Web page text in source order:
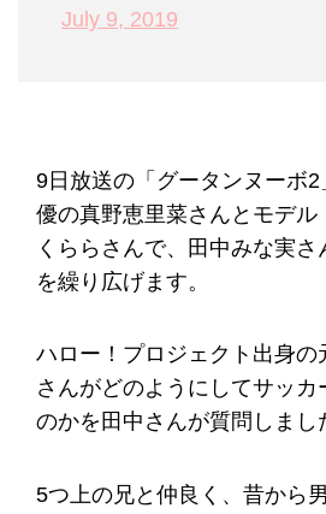
July 9, 2019
9日放送の「グータンヌーボ
優の真野恵里菜さんとモデル
くららさんで、田中みな実さ
を繰り広げます。
ハロー！プロジェクト出身の
さんがどのようにしてサッカ
のかを田中さんが質問しまし
5つ上の兄と仲良く、昔から